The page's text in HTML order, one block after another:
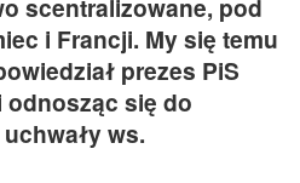
scentralizowane, pod
i Francji. My się temu
prezes PiS
odnosząc się do
ws.